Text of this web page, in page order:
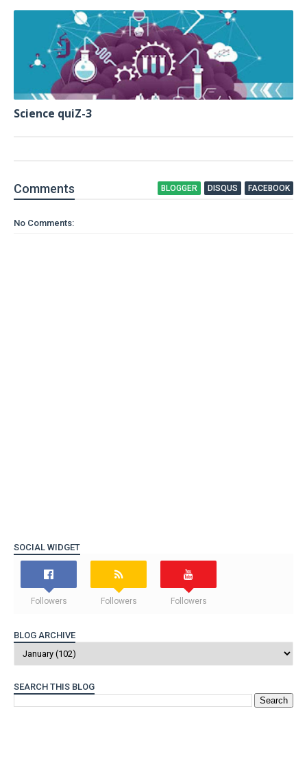
Science quiZ-3
Comments BLOGGER DISQUS FACEBOOK
No Comments:
SOCIAL WIDGET
Followers Followers Followers
BLOG ARCHIVE
SEARCH THIS BLOG